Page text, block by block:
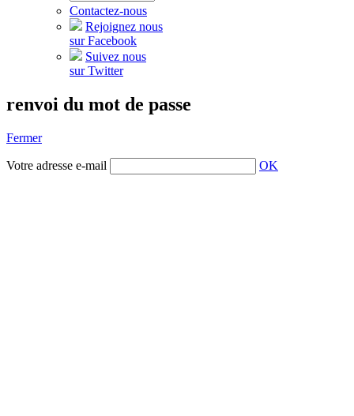
Contactez-nous
Rejoignez nous
sur Facebook
Suivez nous
sur Twitter
renvoi du mot de passe
Fermer
Votre adresse e-mail OK